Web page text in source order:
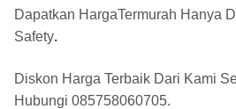
Dapatkan HargaTermurah Hanya
Safety.
Diskon Harga Terbaik Dari Kami
Hubungi 085758060705.